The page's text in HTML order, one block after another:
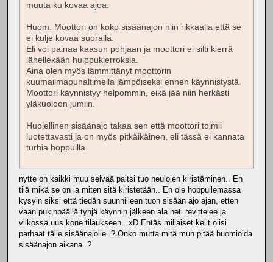
muuta ku kovaa ajoa.
Huom. Moottori on koko sisäänajon niin rikkaalla että se
ei kulje kovaa suoralla.
Eli voi painaa kaasun pohjaan ja moottori ei silti kierrä
lähellekään huippukierroksia.
Aina olen myös lämmittänyt moottorin
kuumailmapuhaltimella lämpöiseksi ennen käynnistystä.
Moottori käynnistyy helpommin, eikä jää niin herkästi
yläkuoloon jumiin.
Huolellinen sisäänajo takaa sen että moottori toimii
luotettavasti ja on myös pitkäikäinen, eli tässä ei kannata
turhia hoppuilla.
nytte on kaikki muu selvää paitsi tuo neulojen kiristäminen.. En
tiiä mikä se on ja miten sitä kiristetään.. En ole hoppuilemassa
kysyin siksi että tiedän suunnilleen tuon sisään ajo ajan, etten
vaan pukinpäällä tyhjä käynnin jälkeen ala heti revittelee ja
viikossa uus kone tilaukseen.. xD Entäs millaiset kelit olisi
parhaat tälle sisäänajolle..? Onko mutta mitä mun pitää huomioida
sisäänajon aikana..?